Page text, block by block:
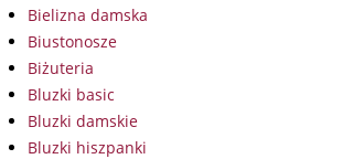
Bielizna damska
Biustonosze
Biżuteria
Bluzki basic
Bluzki damskie
Bluzki hiszpanki